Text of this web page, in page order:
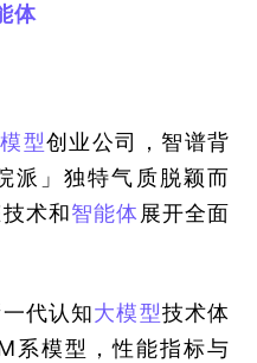
体
型创业公司，智谱背
派」独特气质脱颖而
术和智能体 展开全面
代认知大模型技术体
系模型，性能指标与